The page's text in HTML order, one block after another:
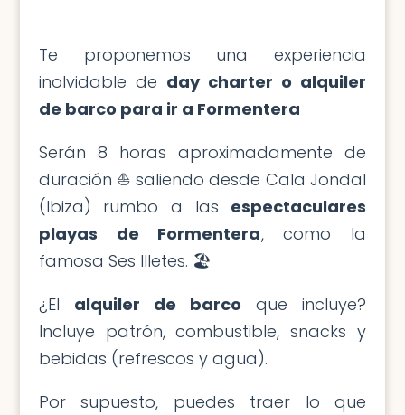
Te proponemos una experiencia
inolvidable de day charter o alquiler
de barco para ir a Formentera
Serán 8 horas aproximadamente de
duración ⛵️ saliendo desde Cala Jondal
(Ibiza) rumbo a las espectaculares
playas de Formentera, como la
famosa Ses Illetes. 🏖️
¿El alquiler de barco que incluye?
Incluye patrón, combustible, snacks y
bebidas (refrescos y agua).
Por supuesto, puedes traer lo que